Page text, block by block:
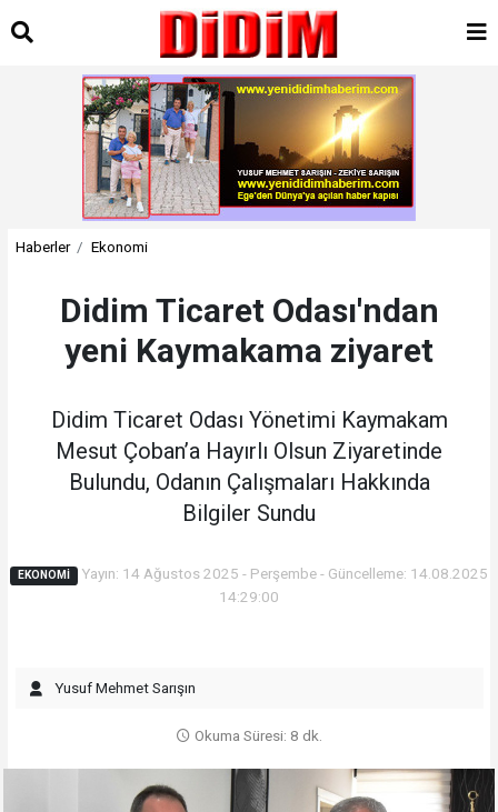
Haberler Ekonomi
Didim Ticaret Odası'ndan
yeni Kaymakama ziyaret
Didim Ticaret Odası Yönetimi Kaymakam
Mesut Çoban’a Hayırlı Olsun Ziyaretinde
Bulundu, Odanın Çalışmaları Hakkında
Bilgiler Sundu
EKONOMI Yayın: 14 Ağustos 2025 - Perşembe - Güncelleme: 14.08.2025
14:29:00
Yusuf Mehmet Sarışın
Okuma Süresi: 8 dk.